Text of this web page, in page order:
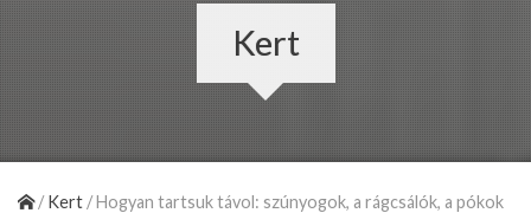
Kert
/Kert /Hogyan tartsuk távol: szúnyogok, a rágcsálók, a pókok